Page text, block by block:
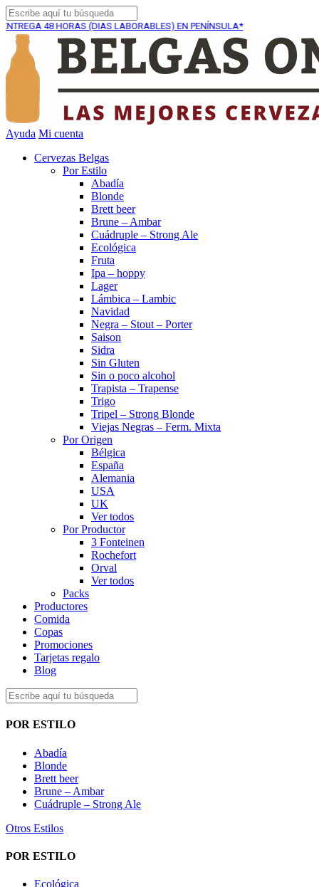
HORAS (DIAS LABORABLES) EN PENÍNSULA*
Ayuda Mi cuenta
Cervezas Belgas
Por Estilo
Abadía
Blonde
Brett beer
Brune – Ambar
Cuádruple – Strong Ale
Ecológica
Fruta
Ipa – hoppy
Lager
Lámbica – Lambic
Navidad
Negra – Stout – Porter
Saison
Sidra
Sin Gluten
Sin o poco alcohol
Trapista – Trapense
Trigo
Tripel – Strong Blonde
Viejas Negras – Ferm. Mixta
Por Origen
Bélgica
España
Alemania
USA
UK
Ver todos
Por Productor
3 Fonteinen
Rochefort
Orval
Ver todos
Packs
Productores
Comida
Copas
Promociones
Tarjetas regalo
Blog
POR ESTILO
Abadía
Blonde
Brett beer
Brune – Ambar
Cuádruple – Strong Ale
Otros Estilos
POR ESTILO
Ecológica